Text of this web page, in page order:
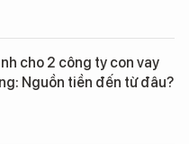
cho 2 công ty con vay
Nguồn tiền đến từ đâu?